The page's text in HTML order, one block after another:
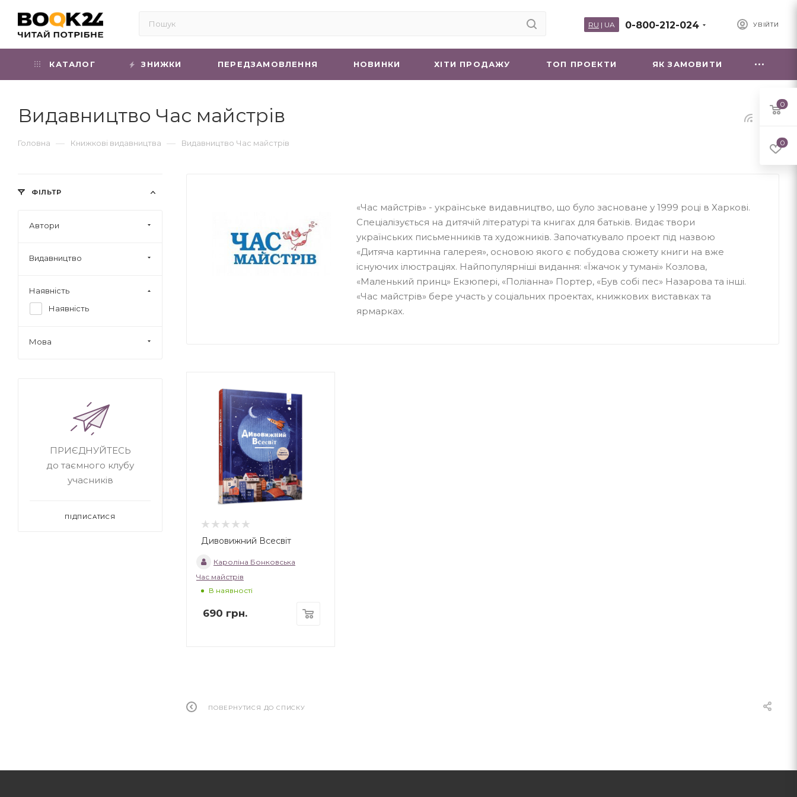
УВІЙТИ
0-800-212-024
RU | UA
КАТАЛОГ ЗНИЖКИ ПЕРЕДЗАМОВЛЕННЯ НОВИНКИ ХIТИ ПРОДАЖУ ТОП ПРОЕКТИ ЯК ЗАМОВИТИ
Видавництво Час майстрів
Головна — Книжкові видавництва — Видавництво Час майстрів
«Час майстрів» - українське видавництво, що було засноване у 1999 році в Харкові.
Спеціалізується на дитячій літературі та книгах для батьків. Видає твори
українських письменників та художників. Започаткувало проект під назвою
«Дитяча картинна галерея», основою якого є побудова сюжету книги на вже
існуючих ілюстраціях. Найпопулярніші видання: «Їжачок у тумані» Козлова,
«Маленький принц» Екзюпері, «Поліанна» Портер, «Був собі пес» Назарова та інші.
«Час майстрів» бере участь у соціальних проектах, книжкових виставках та
ярмарках.
Дивовижний Всесвіт
Кароліна Бонковська
Час майстрів
В наявності
690 грн.
ПОВЕРНУТИСЯ ДО СПИСКУ
ФІЛЬТР
Автори
Видавництво
Наявність
Наявність
Мова
ПРИЄДНУЙТЕСЬ
до таємного клубу
учасників
ПІДПИСАТИСЯ
0
0